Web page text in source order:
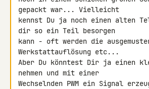
gepackt war... Vielleicht
kennst Du ja noch einen alten
dir so ein Teil besorgen
kann - oft werden die
Werkstattauflösung etc...
Aber Du könntest Dir ja einen
nehmen und mit einer
Wechselnden PWM ein Signal